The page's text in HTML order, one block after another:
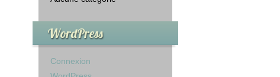
WordPress
Connexion